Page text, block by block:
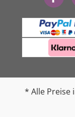
* Alle Preise